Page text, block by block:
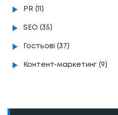
PR (11)
SEO (35)
Гостьові (37)
Контент-маркетинг (9)